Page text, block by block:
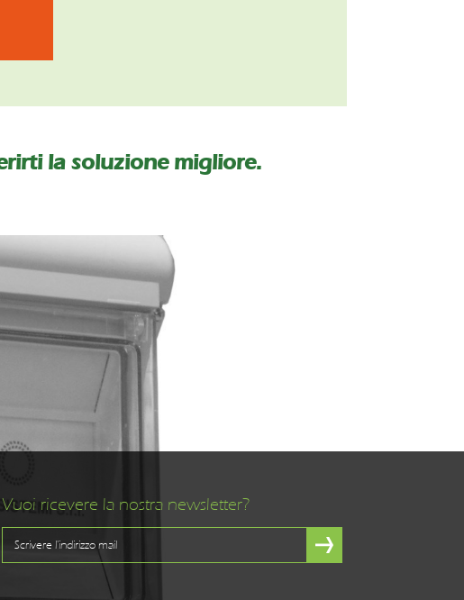
la soluzione migliore.
Vuoi ricevere la nostra newsletter?